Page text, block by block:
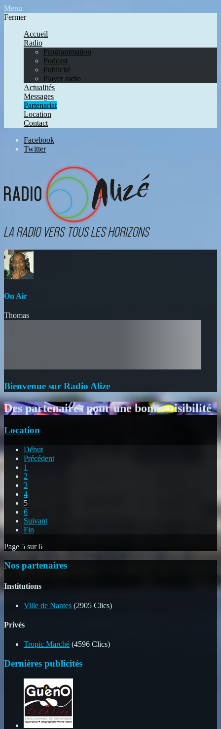
Menu
Fermer
Accueil
Radio
Programmation
Podcast
Publicité
Player radio
Actualités
Messages
Partenariat
Location
Contact
Facebook
Twitter
On Air
Thomas
Bienvenue sur Radio Alize
Des partenaires pour une bonne visibilité
Location
Début
Précédent
1
2
3
4
5
6
Suivant
Fin
Page 5 sur 6
Nos partenaires
Institutions
Ville de Nantes (2905 Clics)
Privés
Tropic Marché (4596 Clics)
Dernières publicités